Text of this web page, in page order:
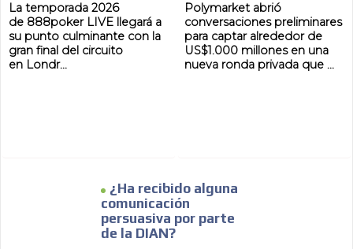
La temporada 2026
de 888poker LIVE llegará a
su punto culminante con la
gran final del circuito
en Londr...
Polymarket abrió
conversaciones preliminares
para captar alrededor de
US$1.000 millones en una
nueva ronda privada que ...
¿Ha recibido alguna
comunicación
persuasiva por parte
de la DIAN?